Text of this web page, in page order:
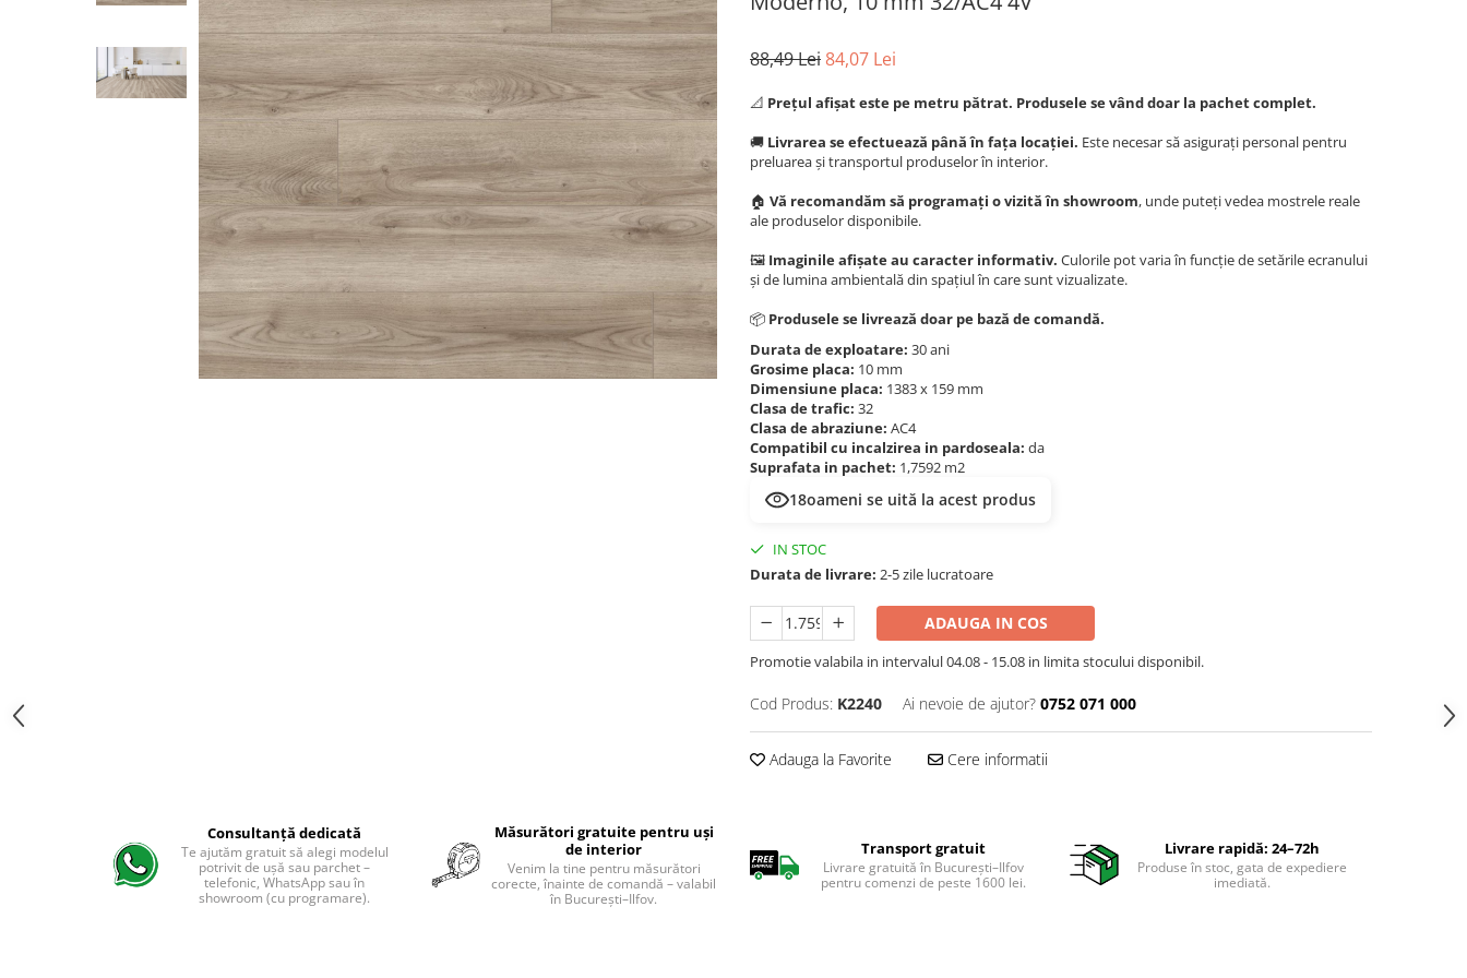
Timeless 12mm
Woodstock 8mm
Woodstock PRO 8mm
88,49 Lei84,07 Lei
📐 Prețul afișat este pe metru pătrat. Produsele se vând doar la pachet complet.
🚚 Livrarea se efectuează până în fața locației. Este necesar să asigurați personal pentru
preluarea și transportul produselor în interior.
🏠 Vă recomandăm să programați o vizită în showroom, unde puteți vedea mostrele reale
ale produselor disponibile.
🖼️ Imaginile afișate au caracter informativ. Culorile pot varia în funcție de setările ecranului
și de lumina ambientală din spațiul în care sunt vizualizate.
📦 Produsele se livrează doar pe bază de comandă.
Durata de exploatare: 30 ani
Grosime placa: 10 mm
Dimensiune placa: 1383 x 159 mm
Clasa de trafic: 32
Clasa de abraziune: AC4
Compatibil cu incalzirea in pardoseala: da
Suprafata in pachet: 1,7592 m2
18oameni se uită la acest produs
IN STOC
Durata de livrare: 2-5 zile lucratoare
ADAUGA IN COS
Promotie valabila in intervalul 04.08 - 15.08 in limita stocului disponibil.
Cod Produs: K2240 Ai nevoie de ajutor? 0752 071 000
Adauga la Favorite Cere informatii
Consultanță dedicată
Te ajutăm gratuit să alegi modelul
potrivit de ușă sau parchet –
telefonic, WhatsApp sau în
showroom (cu programare).
Măsurători gratuite pentru uși
de interior
Venim la tine pentru măsurători
corecte, înainte de comandă – valabil
în București–Ilfov.
Transport gratuit
Livrare gratuită în București–Ilfov
pentru comenzi de peste 1600 lei.
Livrare rapidă: 24–72h
Produse în stoc, gata de expediere
imediată.